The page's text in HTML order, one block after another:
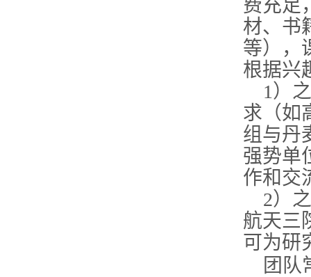
费充足
材、书
等），
根据兴
1）
求（如
组与丹
强势单
作和交
2）
航天三
可为研
团队